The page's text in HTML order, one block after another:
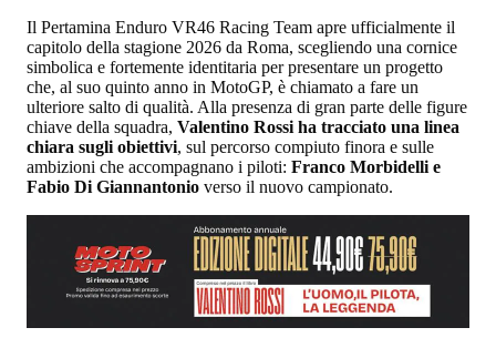
Il Pertamina Enduro VR46 Racing Team apre ufficialmente il
capitolo della stagione 2026 da Roma, scegliendo una cornice
simbolica e fortemente identitaria per presentare un progetto
che, al suo quinto anno in MotoGP, è chiamato a fare un
ulteriore salto di qualità. Alla presenza di gran parte delle figure
chiave della squadra, Valentino Rossi ha tracciato una linea
chiara sugli obiettivi, sul percorso compiuto finora e sulle
ambizioni che accompagnano i piloti: Franco Morbidelli e
Fabio Di Giannantonio verso il nuovo campionato.